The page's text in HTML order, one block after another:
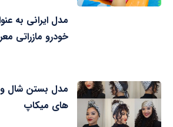
مدل ایرانی به
خودرو مازراتی
مدل بستن شال
های میکاپ